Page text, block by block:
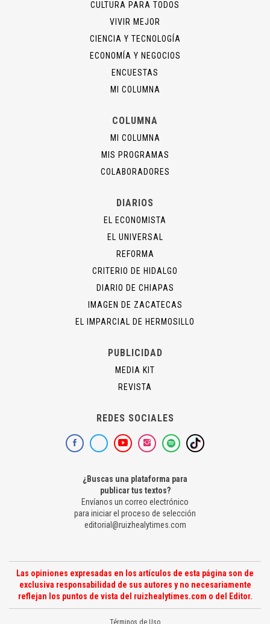
CULTURA PARA TODOS
VIVIR MEJOR
CIENCIA Y TECNOLOGÍA
ECONOMÍA Y NEGOCIOS
ENCUESTAS
MI COLUMNA
COLUMNA
MI COLUMNA
MIS PROGRAMAS
COLABORADORES
DIARIOS
EL ECONOMISTA
EL UNIVERSAL
REFORMA
CRITERIO DE HIDALGO
DIARIO DE CHIAPAS
IMAGEN DE ZACATECAS
EL IMPARCIAL DE HERMOSILLO
PUBLICIDAD
MEDIA KIT
REVISTA
REDES SOCIALES
¿Buscas una plataforma para
publicar tus textos?
Envíanos un correo electrónico
para iniciar el proceso de selección
editorial@ruizhealytimes.com
Las opiniones expresadas en los artículos de esta página son de
exclusiva responsabilidad de sus autores y no necesariamente
reflejan los puntos de vista del ruizhealytimes.com o del Editor.